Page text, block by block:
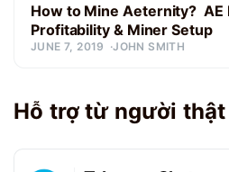
How to Mine Aeternity? AE
Profitability & Miner Setup
JUNE 7, 2019 JOHN SMITH
Hỗ trợ từ người thật